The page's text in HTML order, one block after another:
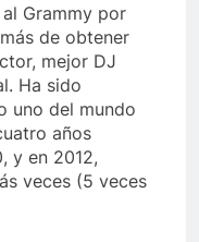
Grammy por
de obtener
mejor DJ
Ha sido
uno del mundo
años
y en 2012,
veces (5 veces